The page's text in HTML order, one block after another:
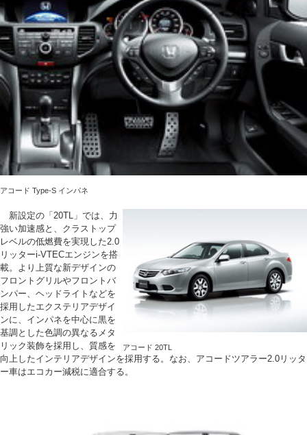
アコード Type-S インパネ
アコード 20TL
新設定の「20TL」では、力
強い加速感と、クラストップ
レベルの低燃費を実現した2.0
リッターi-VTECエンジンを搭
載。より上質な新デザインの
フロントグリルやフロントバ
ンパー、ヘッドライトなどを
採用したエクステリアデザイ
ンに、インパネを中心に黒を
基調とした色調の異なるメタ
リック装飾を採用し、質感を
向上したインテリアデザインを採用する。なお、アコードツアラー2.0リッタ
ー車はエコカー減税に適合する。